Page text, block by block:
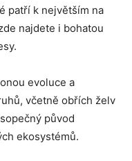
patří k největším na
najdete i bohatou
evoluce a
včetně obřích želv
původ
ekosystémů.